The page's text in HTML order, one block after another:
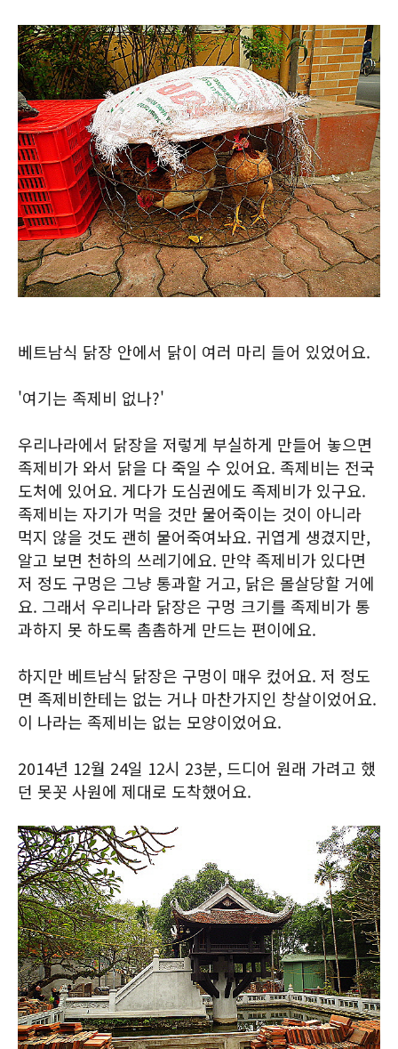
베트남식 닭장 안에서 닭이 여러 마리 들어 있었어요.
'여기는 족제비 없나?'
우리나라에서 닭장을 저렇게 부실하게 만들어 놓으면
족제비가 와서 닭을 다 죽일 수 있어요. 족제비는 전국
도처에 있어요. 게다가 도심권에도 족제비가 있구요.
족제비는 자기가 먹을 것만 물어죽이는 것이 아니라
먹지 않을 것도 괜히 물어죽여놔요. 귀엽게 생겼지만,
알고 보면 천하의 쓰레기에요. 만약 족제비가 있다면
저 정도 구멍은 그냥 통과할 거고, 닭은 몰살당할 거에
요. 그래서 우리나라 닭장은 구멍 크기를 족제비가 통
과하지 못 하도록 촘촘하게 만드는 편이에요.
하지만 베트남식 닭장은 구멍이 매우 컸어요. 저 정도
면 족제비한테는 없는 거나 마찬가지인 창살이었어요.
이 나라는 족제비는 없는 모양이었어요.
2014년 12월 24일 12시 23분, 드디어 원래 가려고 했
던 못꼿 사원에 제대로 도착했어요.